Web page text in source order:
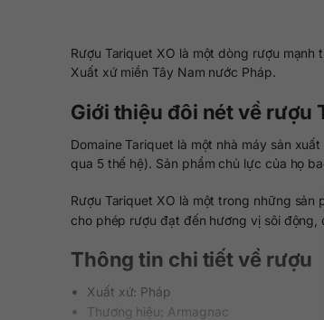
Rượu Tariquet XO là một dòng rượu
Xuất xứ miền Tây Nam nước Pháp.
Giới thiệu đôi nét về rượu
Domaine Tariquet là một nhà máy sản
qua 5 thế hệ). Sản phẩm chủ lực của họ
Rượu Tariquet XO là một trong những
cho phép rượu đạt đến hương vị sôi động,
Thông tin chi tiết về rượu
Xuất xứ: Pháp
Thương hiệu: Armagnac